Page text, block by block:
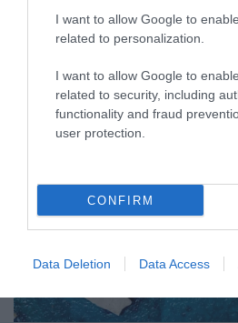
I want to allow Google to
related to personalization.
I want to allow Google to
related to security, including
functionality and fraud
user protection.
CONFIRM
Data Deletion Data Access
SARAKINIKO BEACH,